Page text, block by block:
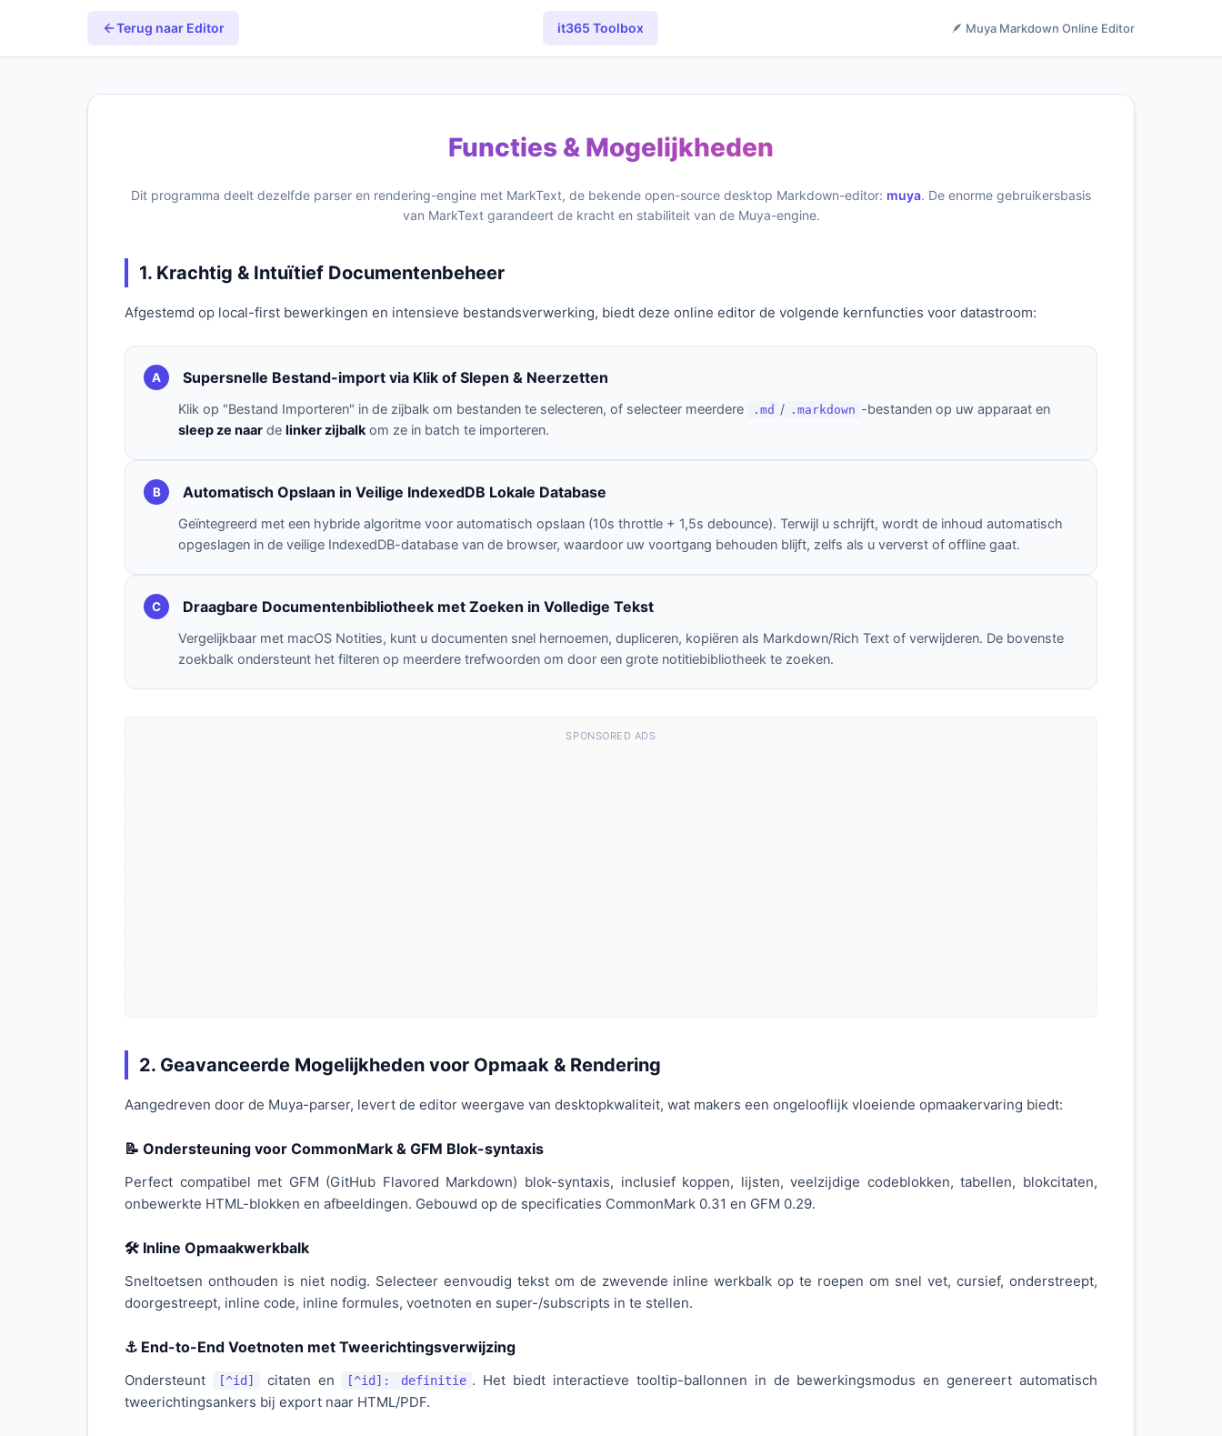
Terug naar Editor it365 Toolbox 🪶 Muya Markdown Online Editor
Functies & Mogelijkheden
Dit programma deelt dezelfde parser en rendering-engine met MarkText, de bekende open-source desktop Markdown-editor: muya. De enorme gebruikersbasis
van MarkText garandeert de kracht en stabiliteit van de Muya-engine.
1. Krachtig & Intuïtief Documentenbeheer
Afgestemd op local-first bewerkingen en intensieve bestandsverwerking, biedt deze online editor de volgende kernfuncties voor datastroom:
A Supersnelle Bestand-import via Klik of Slepen & Neerzetten
Klik op "Bestand Importeren" in de zijbalk om bestanden te selecteren, of selecteer meerdere .md / .markdown -bestanden op uw apparaat en
sleep ze naar de linker zijbalkom ze in batch te importeren.
B Automatisch Opslaan in Veilige IndexedDB Lokale Database
Geïntegreerd met een hybride algoritme voor automatisch opslaan (10s throttle + 1,5s debounce). Terwijl u schrijft, wordt de inhoud automatisch
opgeslagen in de veilige IndexedDB-database van de browser, waardoor uw voortgang behouden blijft, zelfs als u ververst of offline gaat.
C Draagbare Documentenbibliotheek met Zoeken in Volledige Tekst
Vergelijkbaar met macOS Notities, kunt u documenten snel hernoemen, dupliceren, kopiëren als Markdown/Rich Text of verwijderen. De bovenste
zoekbalk ondersteunt het filteren op meerdere trefwoorden om door een grote notitiebibliotheek te zoeken.
SPONSORED ADS
2. Geavanceerde Mogelijkheden voor Opmaak & Rendering
Aangedreven door de Muya-parser, levert de editor weergave van desktopkwaliteit, wat makers een ongelooflijk vloeiende opmaakervaring biedt:
📝 Ondersteuning voor CommonMark & GFM Blok-syntaxis
Perfect compatibel met GFM (GitHub Flavored Markdown) blok-syntaxis, inclusief koppen, lijsten, veelzijdige codeblokken, tabellen, blokcitaten,
onbewerkte HTML-blokken en afbeeldingen. Gebouwd op de specificaties CommonMark 0.31 en GFM 0.29.
🛠️ Inline Opmaakwerkbalk
Sneltoetsen onthouden is niet nodig. Selecteer eenvoudig tekst om de zwevende inline werkbalk op te roepen om snel vet, cursief, onderstreept,
doorgestreept, inline code, inline formules, voetnoten en super-/subscripts in te stellen.
⚓ End-to-End Voetnoten met Tweerichtingsverwijzing
Ondersteunt [^id] citaten en [^id]: definitie . Het biedt interactieve tooltip-ballonnen in de bewerkingsmodus en genereert automatisch
tweerichtingsankers bij export naar HTML/PDF.